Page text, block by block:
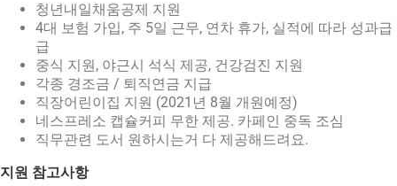
청년내일채움공제 지원
4대 보험 가입, 주 5일 근무, 연차 휴가, 실적에 따라 성과급
급
중식 지원, 야근시 석식 제공, 건강검진 지원
각종 경조금 / 퇴직연금 지급
직장어린이집 지원 (2021년 8월 개원예정)
네스프레소 캡슐커피 무한 제공. 카페인 중독 조심
직무관련 도서 원하시는거 다 제공해드려요.
지원 참고사항